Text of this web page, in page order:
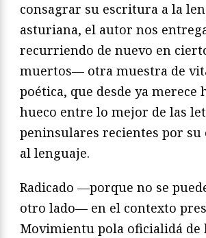
consagrar su escritura a la
asturiana, el autor nos
recurriendo de nuevo en
muertos— otra muestra de
poética, que desde ya merece
hueco entre lo mejor de las
peninsulares recientes por
al lenguaje.
Radicado —porque no se
otro lado— en el contexto
Movimientu pola oficialidá de